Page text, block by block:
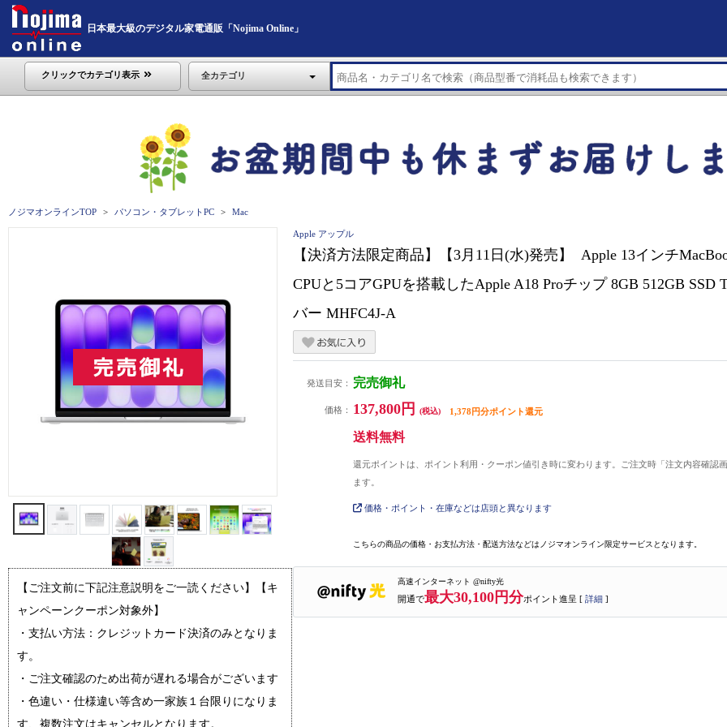
日本最大級のデジタル家電通販「Nojima Online」
クリックでカテゴリ表示 全カテゴリ
ノジマオンラインTOP パソコン・タブレットPC Mac
【ご注文前に下記注意説明をご一読ください】【キ
ャンペーンクーポン対象外】
・支払い方法：クレジットカード決済のみとなりま
す。
・ご注文確認のため出荷が遅れる場合がございます
・色違い・仕様違い等含め一家族１台限りになりま
す、複数注文はキャンセルとなります。
Apple アップル
【決済方法限定商品】【3月11日(水)発売】 Apple 13インチ
CPUと5コアGPUを搭載したApple A18 Proチップ 8GB 512GB SSD
バー MHFC4J-A
発送目安： 完売御礼
価格： 137,800円 (税込) 1,378円分ポイント還元
送料無料
還元ポイントは、ポイント利用・クーポン値引き時に変わります。ご注文時「注文内容確認
ます。
価格・ポイント・在庫などは店頭と異なります
こちらの商品の価格・お支払方法・配送方法などはノジマオンライン限定サービスとなります。
高速インターネット @nifty光
開通で最大30,100円分ポイント進呈 [ 詳細 ]